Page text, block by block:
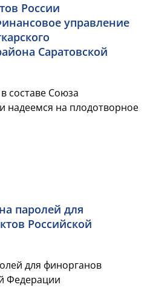
России
управление
Саратовской
составе Союза
надеемся на плодотворное
паролей для
Российской
для финорганов
Федерации